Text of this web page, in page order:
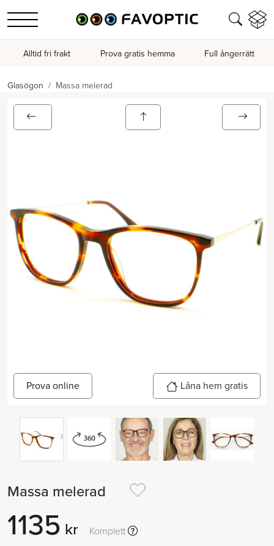
Alltid fri frakt Prova gratis hemma Full ångerrätt
Glasögon Massa melerad
Prova online Låna hem gratis
Massa melerad
1135 kr Komplett